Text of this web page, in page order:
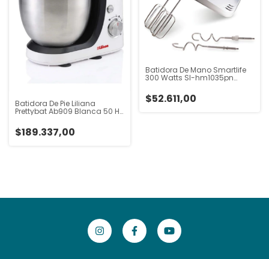
Batidora De Pie Liliana
Prettybat Ab909 Blanca 50 Hz
$189.337,00
Batidora De Mano Smartlife
300 Watts Sl-hm1035pn
$52.611,00